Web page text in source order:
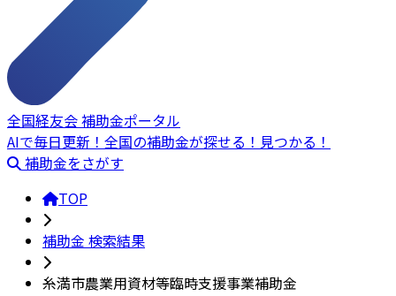
全国経友会 補助金ポータル
AIで毎日更新！全国の補助金が探せる！見つかる！
補助金をさがす
TOP
補助金 検索結果
糸満市農業用資材等臨時支援事業補助金